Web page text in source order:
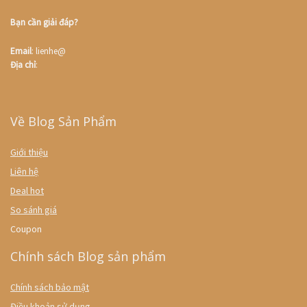
Bạn cần giải đáp?
Email: lienhe@
Địa chỉ:
Về Blog Sản Phẩm
Giới thiệu
Liên hệ
Deal hot
So sánh giá
Coupon
Chính sách Blog sản phẩm
Chính sách bảo mật